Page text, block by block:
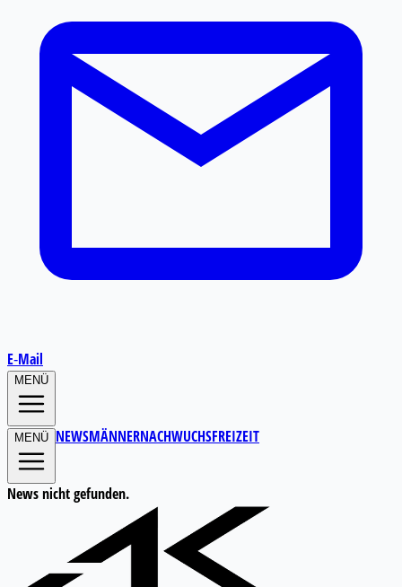
E‑Mail
MENÜ
MENÜ NEWSMÄNNERNACHWUCHSFREIZEIT
News nicht gefunden.